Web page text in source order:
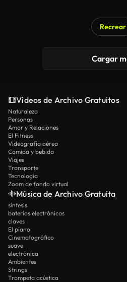
Recrear
Cargar
Vídeos de Archivo Gratuitos
Naturaleza
Personas
Amor y Relaciones
El Fitness
Videografía aérea
Comida y bebida
Viajes
Transporte
Tecnología
Zoom de fondo virtual
Música de Archivo Gratuita
síntesis
baterías electrónicas
claves
El piano
Cinematográfico
suave
electrónica
Ambientes
Strings
Trompeta acústica